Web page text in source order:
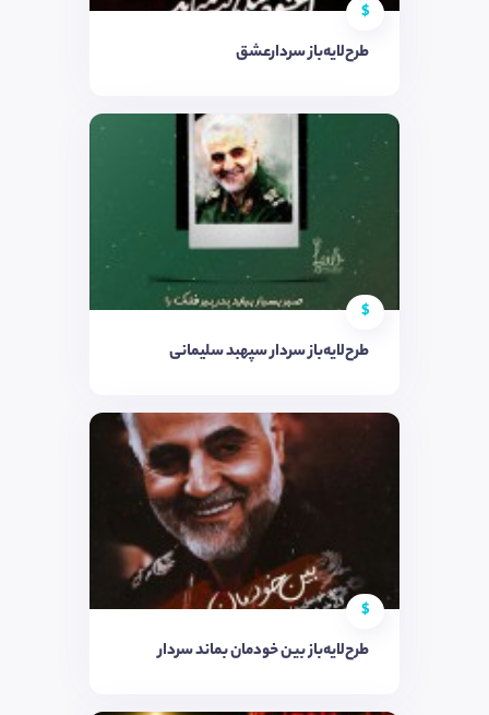
$
طرح‌لایه‌باز سردارعشق
$
طرح‌لایه‌باز سردار سپهبد سلیمانی
$
طرح‌لایه‌باز بین خودمان بماند سردار